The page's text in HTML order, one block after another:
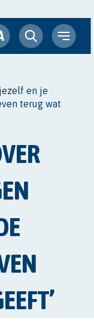
en je
terug wat